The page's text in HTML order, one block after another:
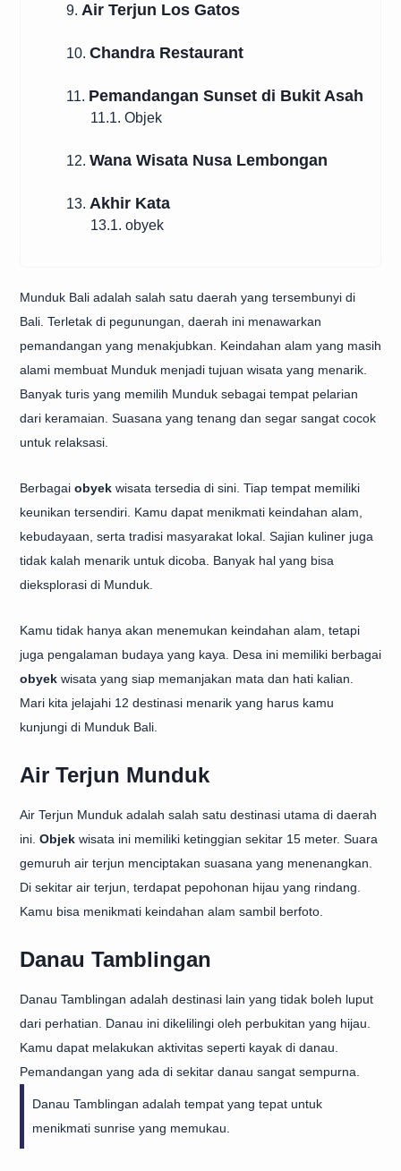
9. Air Terjun Los Gatos
10. Chandra Restaurant
11. Pemandangan Sunset di Bukit Asah
11.1. Objek
12. Wana Wisata Nusa Lembongan
13. Akhir Kata
13.1. obyek
Munduk Bali adalah salah satu daerah yang tersembunyi di
Bali. Terletak di pegunungan, daerah ini menawarkan
pemandangan yang menakjubkan. Keindahan alam yang masih
alami membuat Munduk menjadi tujuan wisata yang menarik.
Banyak turis yang memilih Munduk sebagai tempat pelarian
dari keramaian. Suasana yang tenang dan segar sangat cocok
untuk relaksasi.
Berbagai obyek wisata tersedia di sini. Tiap tempat memiliki
keunikan tersendiri. Kamu dapat menikmati keindahan alam,
kebudayaan, serta tradisi masyarakat lokal. Sajian kuliner juga
tidak kalah menarik untuk dicoba. Banyak hal yang bisa
dieksplorasi di Munduk.
Kamu tidak hanya akan menemukan keindahan alam, tetapi
juga pengalaman budaya yang kaya. Desa ini memiliki berbagai
obyek wisata yang siap memanjakan mata dan hati kalian.
Mari kita jelajahi 12 destinasi menarik yang harus kamu
kunjungi di Munduk Bali.
Air Terjun Munduk
Air Terjun Munduk adalah salah satu destinasi utama di daerah
ini. Objek wisata ini memiliki ketinggian sekitar 15 meter. Suara
gemuruh air terjun menciptakan suasana yang menenangkan.
Di sekitar air terjun, terdapat pepohonan hijau yang rindang.
Kamu bisa menikmati keindahan alam sambil berfoto.
Danau Tamblingan
Danau Tamblingan adalah destinasi lain yang tidak boleh luput
dari perhatian. Danau ini dikelilingi oleh perbukitan yang hijau.
Kamu dapat melakukan aktivitas seperti kayak di danau.
Pemandangan yang ada di sekitar danau sangat sempurna.
Danau Tamblingan adalah tempat yang tepat untuk
menikmati sunrise yang memukau.